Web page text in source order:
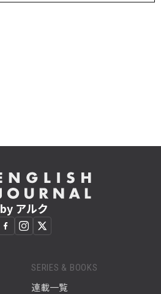
by アルク
SERIES & BOOKS
連載一覧